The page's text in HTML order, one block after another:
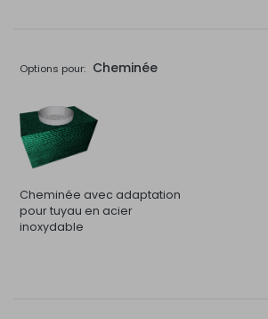
Options pour: Cheminée
Cheminée avec adaptation
pour tuyau en acier
inoxydable